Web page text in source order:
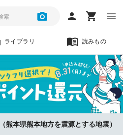
ライブラリ 読みもの
、査定金額の『20%』をポイント還
熊本県熊本地方を震源とする地震）